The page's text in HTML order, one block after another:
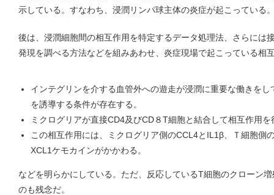
示している。すなわち、浸潤リンパ球主体の炎症が起こっている
後は、浸潤細胞間の相互作用を特定するデータ処理法、さらには
発現を調べる方法などを組みあわせ、炎症現場で起こっている相
インテグリンを介する血管外への遊走が浸潤に重要な働きを
を誘導する条件が存在する。
ミクログリアが直接CD4及びCD８T細胞と結合して相互作用を
この相互作用には、ミクログリア側のCCL4とIL1β、Ｔ細胞側
XCL1ケモカインがかかわる。
などを明らかにしている。ただ、反応しているT細胞のクローン
のも残念だ。